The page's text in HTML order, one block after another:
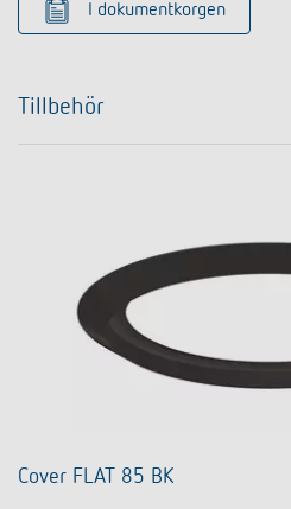
I dokumentkorgen
Tillbehör
Cover FLAT 85 BK